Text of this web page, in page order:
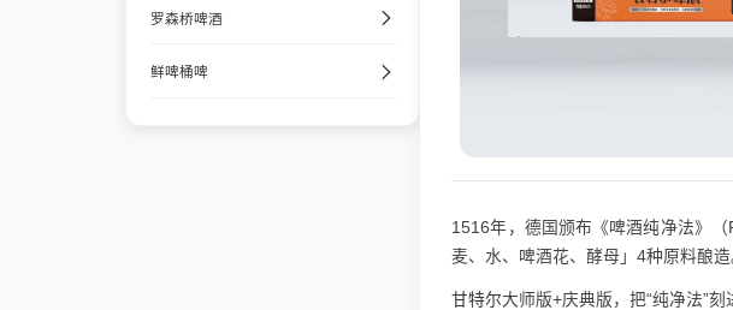
罗森桥啤酒
鲜啤桶啤
1516年，德国颁布《啤酒纯净法》
麦、水、啤酒花、酵母」4种原料酿造
甘特尔大师版+庆典版，把“纯净法”刻